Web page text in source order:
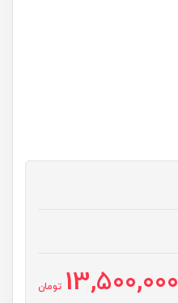
13,500,000 تومان